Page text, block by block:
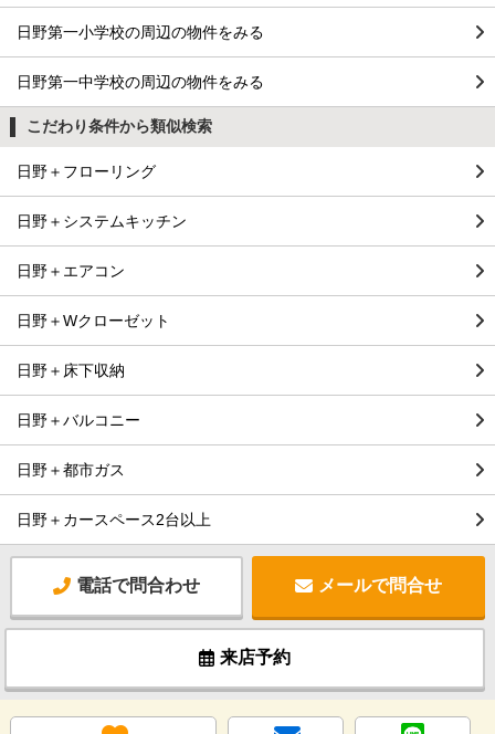
日野第一小学校の周辺の物件をみる
日野第一中学校の周辺の物件をみる
こだわり条件から類似検索
日野＋フローリング
日野＋システムキッチン
日野＋エアコン
日野＋Wクローゼット
日野＋床下収納
日野＋バルコニー
日野＋都市ガス
日野＋カースペース2台以上
電話で問合わせ メールで問合せ
来店予約